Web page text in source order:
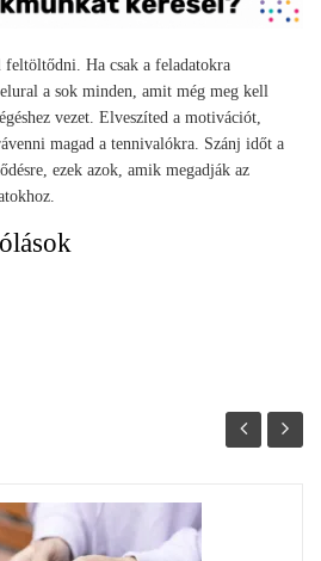
feltöltődni. Ha csak a feladatokra
a sok minden, amit még meg kell
vezet. Elveszíted a motivációt,
magad a tennivalókra. Szánj időt a
ezek azok, amik megadják az